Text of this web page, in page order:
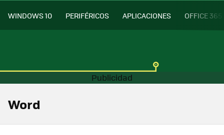
WINDOWS 10 PERIFÉRICOS APLICACIONES OFFICE 365
Word